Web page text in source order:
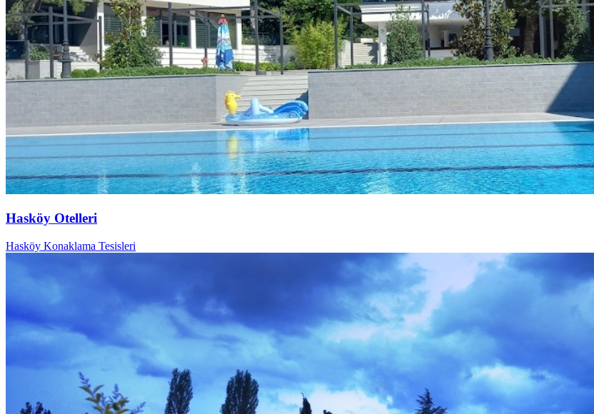
Hasköy Otelleri
Hasköy Konaklama Tesisleri